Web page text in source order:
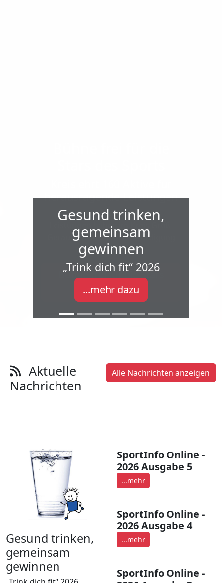
herausragende Leistungen
Herausragende sportliche
Leistungen haben im Kreis Groß-
Gerau eine besondere Würdigung
erfahren.
Bühne frei für die Stars
des Sports
Alle Nachrichten anzeigen
Aktuelle
Nachrichten
Gesund trinken,
gemeinsam
gewinnen
SportInfo Online -
2026 Ausgabe 5
...mehr
SportInfo Online -
2026 Ausgabe 4
...mehr
SportInfo Online -